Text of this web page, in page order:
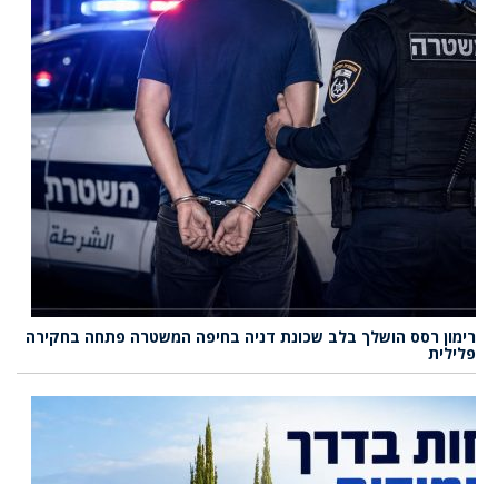
רימון רסס הושלך בלב שכונת דניה בחיפה המשטרה פתחה בחקירה
פלילית